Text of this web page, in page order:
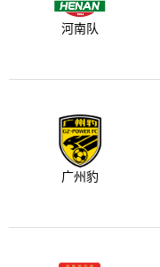
河南队
广州豹